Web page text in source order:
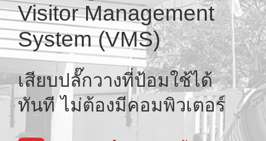
Visitor Management
System (VMS)
เสียบปลั๊กวางที่ป้อมใช้ได้
ทันที ไม่ต้องมีคอมพิวเตอร์